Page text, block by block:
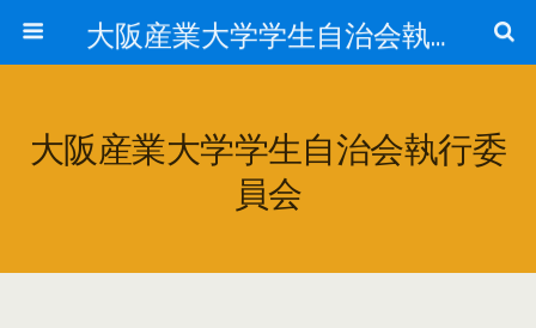
大阪産業大学学生自治会執行委員会
大阪産業大学学生自治会執行委
員会